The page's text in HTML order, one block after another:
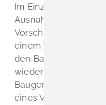
Im Einzelfall müssen
Ausnahme oder
Vorschriften
einem Verstoß kann
den Bau stoppen
wieder abreißen
Baugenehmigung
eines Ve